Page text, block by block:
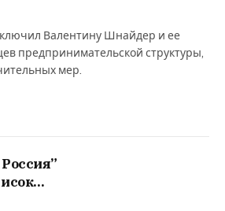
Валентину Шнайдер и ее
предпринимательской структуры,
мер.
в